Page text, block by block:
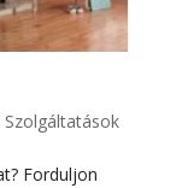
Szolgáltatások
Forduljon